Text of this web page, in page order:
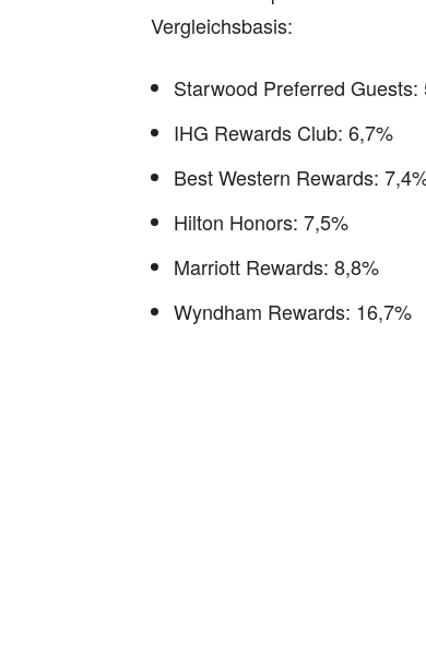
Vergleichsbasis:
Starwood Preferred Guests:
IHG Rewards Club: 6,7%
Best Western Rewards:
Hilton Honors: 7,5%
Marriott Rewards: 8,8%
Wyndham Rewards: 16,7%